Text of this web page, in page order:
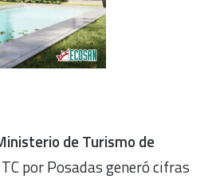
de Turismo de
por Posadas generó cifras